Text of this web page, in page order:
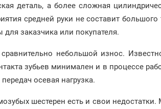
деталь, а более сложная
средней руки не составит
заказчика или покупателя.
небольшой износ.
зубьев минимален и в процессе
осевая нагрузка.
шестерен есть и свои